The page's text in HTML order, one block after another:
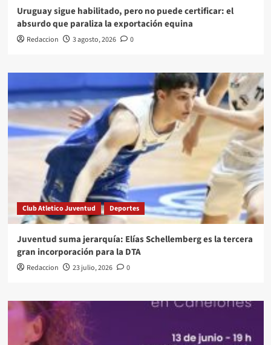
Uruguay sigue habilitado, pero no puede certificar: el
absurdo que paraliza la exportación equina
Redaccion 3 agosto, 2026 0
Club Atletico Juventud Deportes
Juventud suma jerarquía: Elías Schellemberg es la tercera
gran incorporación para la DTA
Redaccion 23 julio, 2026 0